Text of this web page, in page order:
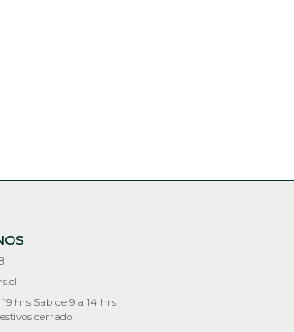
hrs Sab de 9 a 14 hrs
cerrado